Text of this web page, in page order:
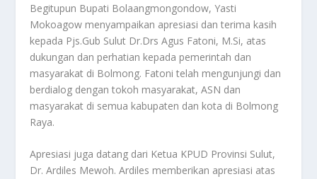
Begitupun Bupati Bolaangmongondow, Yasti
Mokoagow menyampaikan apresiasi dan terima kasih
kepada Pjs.Gub Sulut Dr.Drs Agus Fatoni, M.Si, atas
dukungan dan perhatian kepada pemerintah dan
masyarakat di Bolmong. Fatoni telah mengunjungi dan
berdialog dengan tokoh masyarakat, ASN dan
masyarakat di semua kabupaten dan kota di Bolmong
Raya.
Apresiasi juga datang dari Ketua KPUD Provinsi Sulut,
Dr. Ardiles Mewoh. Ardiles memberikan apresiasi atas